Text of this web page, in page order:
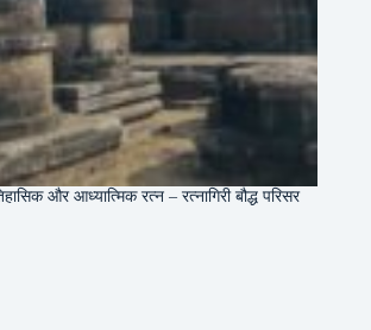
और आध्यात्मिक रत्न – रत्नागिरी बौद्ध परिसर